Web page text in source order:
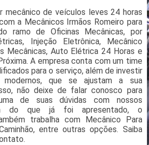
mecânico de veículos leves 24 horas
a Mecânicos Irmãos Romeiro para
ramo de Oficinas Mecânicas, por
Injeção Eletrônica, Mecânico
Mecânicas, Auto Elétrica 24 Horas e
A empresa conta com um time
para o serviço, além de investir
modernos, que se ajustam a sua
não deixe de falar conosco para
de suas dúvidas com nossos
do que já foi apresentado, o
trabalha com Mecânico Para
entre outras opções. Saiba